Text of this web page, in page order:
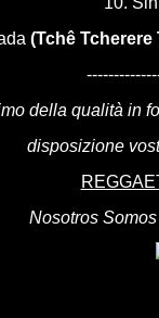
(Tchê Tcherere
della qualità in
disposizione
Nosotros